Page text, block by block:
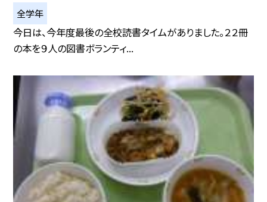
全学年
今日は、今年度最後の全校読書タイムがありました。２２冊
の本を９人の図書ボランティ...